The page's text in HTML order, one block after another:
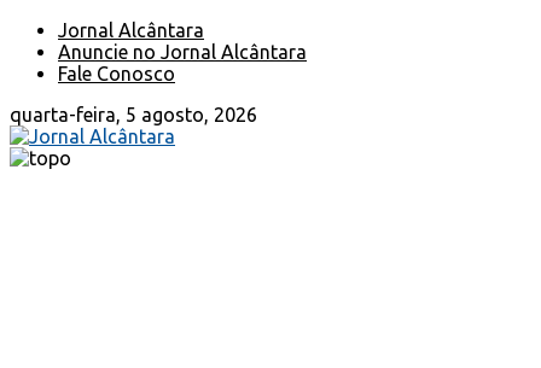
Jornal Alcântara
Anuncie no Jornal Alcântara
Fale Conosco
quarta-feira, 5 agosto, 2026